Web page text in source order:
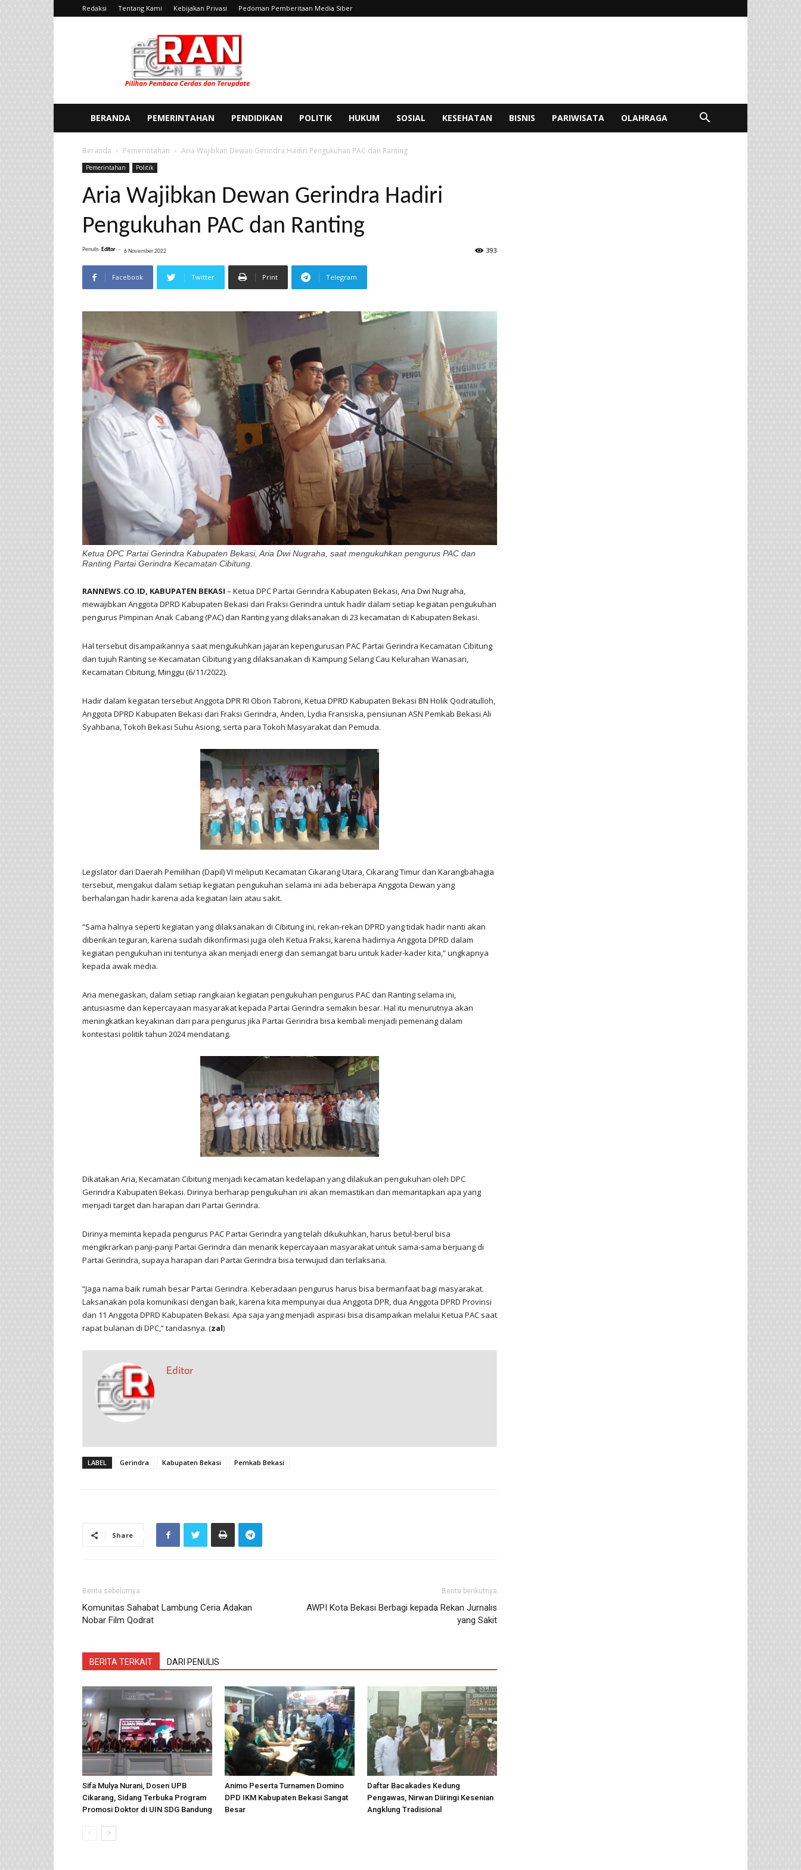
Redaksi Tentang Kami Kebijakan Privasi Pedoman Pemberitaan Media Siber
News
BERANDA PEMERINTAHAN PENDIDIKAN POLITIK HUKUM SOSIAL KESEHATAN BISNIS PARIWISATA OLAHRAGA
Beranda Pemerintahan Aria Wajibkan Dewan Gerindra Hadiri Pengukuhan PAC dan Ranting
Pemerintahan Politik
Aria Wajibkan Dewan Gerindra Hadiri
Pengukuhan PAC dan Ranting
Penulis Editor - 6 November 2022 393
Facebook Twitter Print Telegram
Ketua DPC Partai Gerindra Kabupaten Bekasi, Aria Dwi Nugraha, saat mengukuhkan pengurus PAC dan
Ranting Partai Gerindra Kecamatan Cibitung.
RANNEWS.CO.ID, KABUPATEN BEKASI – Ketua DPC Partai Gerindra Kabupaten Bekasi, Aria Dwi Nugraha,
mewajibkan Anggota DPRD Kabupaten Bekasi dari Fraksi Gerindra untuk hadir dalam setiap kegiatan pengukuhan
pengurus Pimpinan Anak Cabang (PAC) dan Ranting yang dilaksanakan di 23 kecamatan di Kabupaten Bekasi.
Hal tersebut disampaikannya saat mengukuhkan jajaran kepengurusan PAC Partai Gerindra Kecamatan Cibitung
dan tujuh Ranting se-Kecamatan Cibitung yang dilaksanakan di Kampung Selang Cau Kelurahan Wanasari,
Kecamatan Cibitung, Minggu (6/11/2022).
Hadir dalam kegiatan tersebut Anggota DPR RI Obon Tabroni, Ketua DPRD Kabupaten Bekasi BN Holik Qodratulloh,
Anggota DPRD Kabupaten Bekasi dari Fraksi Gerindra, Anden, Lydia Fransiska, pensiunan ASN Pemkab Bekasi Ali
Syahbana, Tokoh Bekasi Suhu Asiong, serta para Tokoh Masyarakat dan Pemuda.
Legislator dari Daerah Pemilihan (Dapil) VI meliputi Kecamatan Cikarang Utara, Cikarang Timur dan Karangbahagia
tersebut, mengakui dalam setiap kegiatan pengukuhan selama ini ada beberapa Anggota Dewan yang
berhalangan hadir karena ada kegiatan lain atau sakit.
“Sama halnya seperti kegiatan yang dilaksanakan di Cibitung ini, rekan-rekan DPRD yang tidak hadir nanti akan
diberikan teguran, karena sudah dikonfirmasi juga oleh Ketua Fraksi, karena hadirnya Anggota DPRD dalam
kegiatan pengukuhan ini tentunya akan menjadi energi dan semangat baru untuk kader-kader kita,” ungkapnya
kepada awak media.
Aria menegaskan, dalam setiap rangkaian kegiatan pengukuhan pengurus PAC dan Ranting selama ini,
antusiasme dan kepercayaan masyarakat kepada Partai Gerindra semakin besar. Hal itu menurutnya akan
meningkatkan keyakinan dari para pengurus jika Partai Gerindra bisa kembali menjadi pemenang dalam
kontestasi politik tahun 2024 mendatang.
Dikatakan Aria, Kecamatan Cibitung menjadi kecamatan kedelapan yang dilakukan pengukuhan oleh DPC
Gerindra Kabupaten Bekasi. Dirinya berharap pengukuhan ini akan memastikan dan memantapkan apa yang
menjadi target dan harapan dari Partai Gerindra.
Dirinya meminta kepada pengurus PAC Partai Gerindra yang telah dikukuhkan, harus betul-berul bisa
mengikrarkan panji-panji Partai Gerindra dan menarik kepercayaan masyarakat untuk sama-sama berjuang di
Partai Gerindra, supaya harapan dari Partai Gerindra bisa terwujud dan terlaksana.
“Jaga nama baik rumah besar Partai Gerindra. Keberadaan pengurus harus bisa bermanfaat bagi masyarakat.
Laksanakan pola komunikasi dengan baik, karena kita mempunyai dua Anggota DPR, dua Anggota DPRD Provinsi
dan 11 Anggota DPRD Kabupaten Bekasi. Apa saja yang menjadi aspirasi bisa disampaikan melalui Ketua PAC saat
rapat bulanan di DPC,” tandasnya. (zal)
Editor
LABEL Gerindra Kabupaten Bekasi Pemkab Bekasi
Share
Berita sebelumya
Komunitas Sahabat Lambung Ceria Adakan
Nobar Film Qodrat
Berita berikutnya
AWPI Kota Bekasi Berbagi kepada Rekan Jurnalis
yang Sakit
BERITA TERKAIT DARI PENULIS
Sifa Mulya Nurani, Dosen UPB
Cikarang, Sidang Terbuka Program
Promosi Doktor di UIN SDG Bandung
Animo Peserta Turnamen Domino
DPD IKM Kabupaten Bekasi Sangat
Besar
Daftar Bacakades Kedung
Pengawas, Nirwan Diiringi Kesenian
Angklung Tradisional